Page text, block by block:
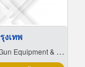
งเทพ
Equipment & Supplies